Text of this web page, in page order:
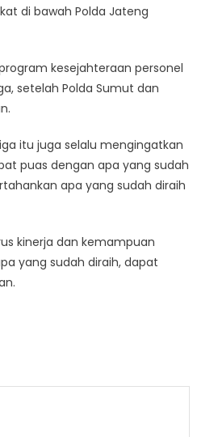
di bawah Polda Jateng
kesejahteraan personel
setelah Polda Sumut dan
itu juga selalu mengingatkan
puas dengan apa yang sudah
apa yang sudah diraih
kinerja dan kemampuan
yang sudah diraih, dapat